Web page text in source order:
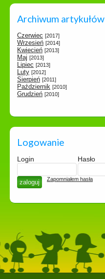
Archiwum artykułów
Czerwiec [2017]
Wrzesień [2014]
Kwiecień [2013]
Maj [2013]
Lipiec [2013]
Luty [2012]
Sierpień [2011]
Październik [2010]
Grudzień [2010]
Logowanie
Login Hasło
Zapomniałem hasła